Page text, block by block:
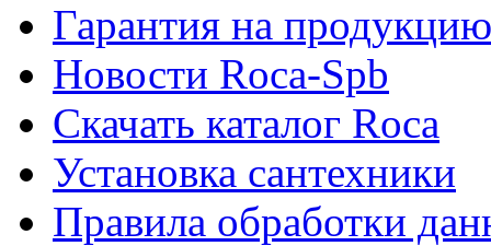
Гарантия на продукцию
Новости Roca-Spb
Скачать каталог Roca
Установка сантехники
Правила обработки